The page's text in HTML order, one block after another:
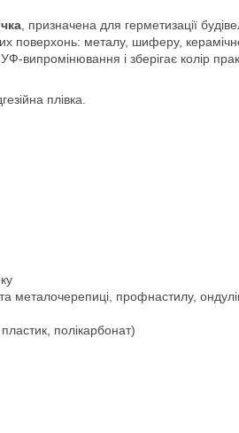
, призначена для герметизації
поверхонь: металу, шиферу,
випромінювання і зберігає колір
плівка.
металочерепиці, профнастилу,
полікарбонат)